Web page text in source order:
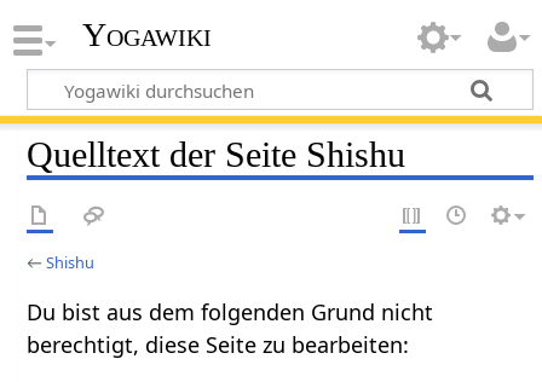
Yogawiki
Quelltext der Seite Shishu
←Shishu
Du bist aus dem folgenden Grund nicht
berechtigt, diese Seite zu bearbeiten: